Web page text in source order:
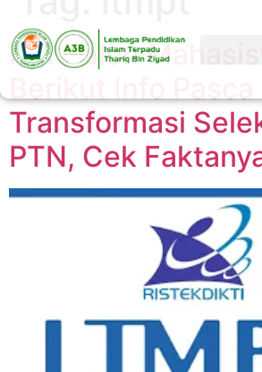
Hai Calon
Transformasi
PTN, Cek